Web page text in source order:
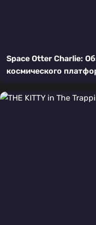
Space Otter Charlie:
космического